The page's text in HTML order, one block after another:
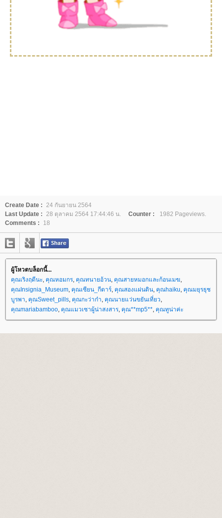
Create Date : 24 กันยายน 2564
Last Update : 28 ตุลาคม 2564 17:44:46 น. Counter :
1982 Pageviews.
Comments :
18
ผู้โหวตบล็อกนี้...
คุณเริงฤดีนะ, คุณหอมกร, คุณทนายอ้วน, คุณสายหมอกและก้อนเมฆ,
คุณInsignia_Museum, คุณเซียน_กีตาร์, คุณสองแผ่นดิน, คุณhaiku, คุณมยุรธุช
บูรพา, คุณSweet_pills, คุณกะว่าก๋า, คุณนายแว่นขยันเที่ยว,
คุณmariabamboo, คุณแมวเซาผู้น่าสงสาร, คุณ**mp5**, คุณทูน่าค่ะ